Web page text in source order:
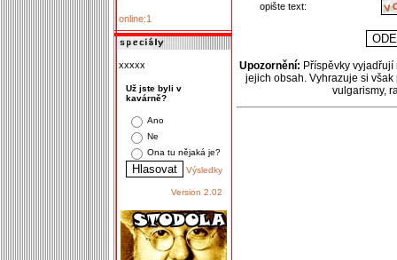
online:1
xxxxx
Už jste byli v
kavárně?
Ano
Ne
Ona tu nějaká je?
Výsledky
Version 2.02
opište text:
Upozornění: Příspěvky
jejich obsah. Vyhrazuje si
vulgarismy,